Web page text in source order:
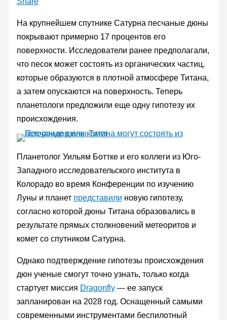
На крупнейшем спутнике Сатурна песчаные дюны
покрывают примерно 17 процентов его
поверхности. Исследователи ранее предполагали,
что песок может состоять из органических частиц,
которые образуются в плотной атмосфере Титана,
а затем опускаются на поверхность. Теперь
планетологи предложили еще одну гипотезу их
происхождения.
Планетолог Уильям Боттке и его коллеги из Юго-
Западного исследовательского института в
Колорадо во время Конференции по изучению
Луны и планет представили новую гипотезу,
согласно которой дюны Титана образовались в
результате прямых столкновений метеоритов и
комет со спутником Сатурна.
Однако подтверждение гипотезы происхождения
дюн ученые смогут точно узнать, только когда
стартует миссия Dragonfly— ее запуск
запланирован на 2028 год. Оснащенный самыми
современными инструментами беспилотный